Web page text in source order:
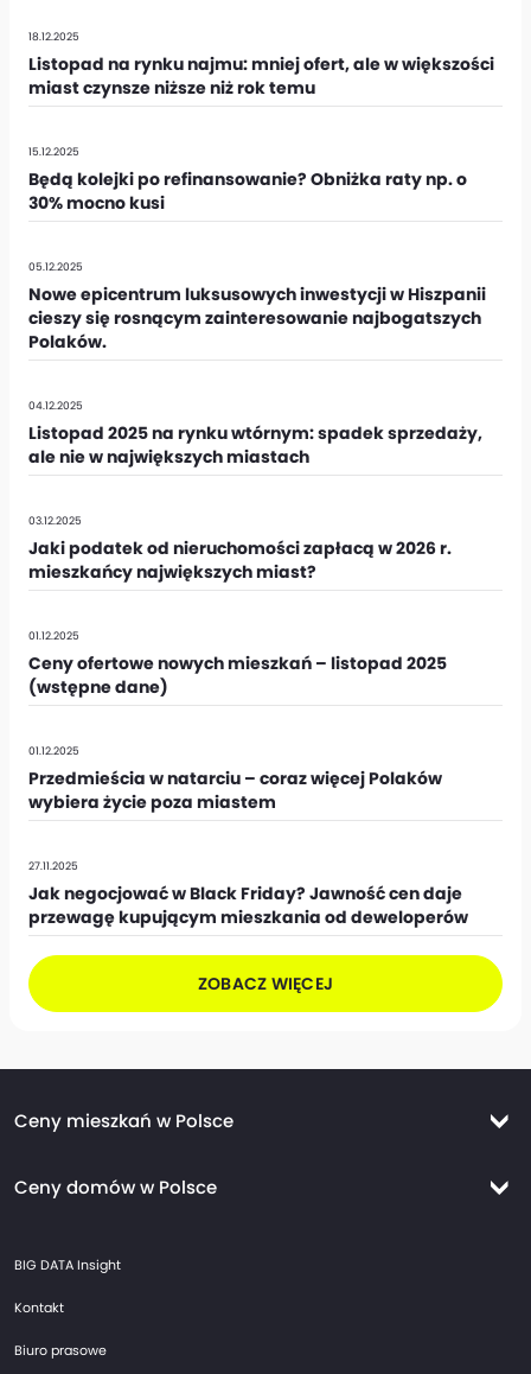
18.12.2025
Listopad na rynku najmu: mniej ofert, ale w większości
miast czynsze niższe niż rok temu
15.12.2025
Będą kolejki po refinansowanie? Obniżka raty np. o
30% mocno kusi
05.12.2025
Nowe epicentrum luksusowych inwestycji w Hiszpanii
cieszy się rosnącym zainteresowanie najbogatszych
Polaków.
04.12.2025
Listopad 2025 na rynku wtórnym: spadek sprzedaży,
ale nie w największych miastach
03.12.2025
Jaki podatek od nieruchomości zapłacą w 2026 r.
mieszkańcy największych miast?
01.12.2025
Ceny ofertowe nowych mieszkań – listopad 2025
(wstępne dane)
01.12.2025
Przedmieścia w natarciu – coraz więcej Polaków
wybiera życie poza miastem
27.11.2025
Jak negocjować w Black Friday? Jawność cen daje
przewagę kupującym mieszkania od deweloperów
ZOBACZ WIĘCEJ
Ceny mieszkań w Polsce
Ceny mieszkań Kraków
Ceny domów w Polsce
Ceny domów Kraków
Ceny domów Wrocław
Ceny domów Trójmiasto
BIG DATA Insight
Kontakt
Biuro prasowe